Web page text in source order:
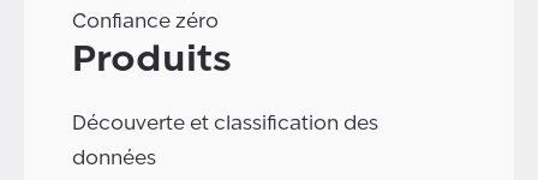
Confiance zéro
Produits
Découverte et classification des
données